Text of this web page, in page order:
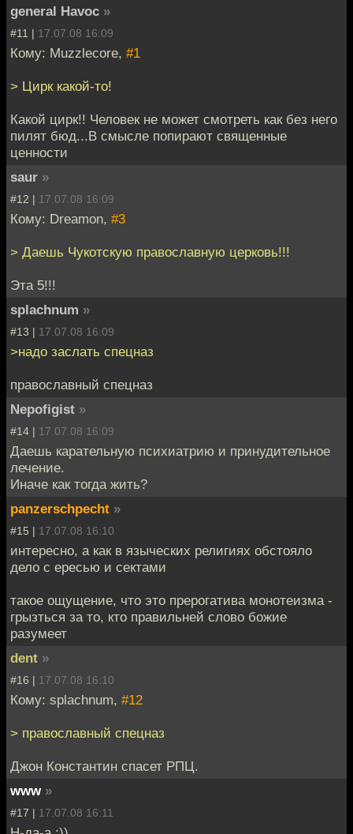
general Havoc »
#11 | 17.07.08 16:09
Кому: Muzzlecore, #1
> Цирк какой-то!
Какой цирк!! Человек не может смотреть как без него
пилят бюд...В смысле попирают священные
ценности
saur »
#12 | 17.07.08 16:09
Кому: Dreamon, #3
> Даешь Чукотскую православную церковь!!!
Эта 5!!!
splachnum »
#13 | 17.07.08 16:09
>надо заслать спецназ
православный спецназ
Nepofigist »
#14 | 17.07.08 16:09
Даешь карательную психиатрию и принудительное
лечение.
Иначе как тогда жить?
panzerschpecht »
#15 | 17.07.08 16:10
интересно, а как в языческих религиях обстояло
дело с ересью и сектами
такое ощущение, что это прерогатива монотеизма -
грызться за то, кто правильней слово божие
разумеет
dent »
#16 | 17.07.08 16:10
Кому: splachnum, #12
> православный спецназ
Джон Константин спасет РПЦ.
www »
#17 | 17.07.08 16:11